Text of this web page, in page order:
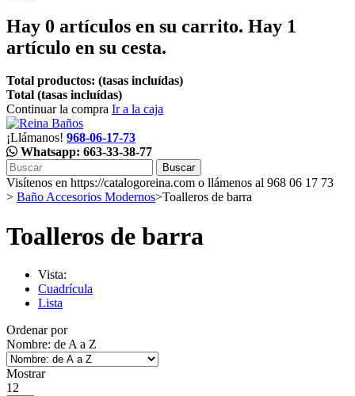
Hay 0 artículos en su carrito. Hay 1
artículo en su cesta.
Total productos: (tasas incluídas)
Total (tasas incluídas)
Continuar la compra Ir a la caja
¡Llámanos! 968-06-17-73
Whatsapp: 663-33-38-77
Buscar
Visítenos en https://catalogoreina.com o llámenos al 968 06 17 73
> Baño Accesorios Modernos>Toalleros de barra
Toalleros de barra
Vista:
Cuadrícula
Lista
Ordenar por
Nombre: de A a Z
Mostrar
12